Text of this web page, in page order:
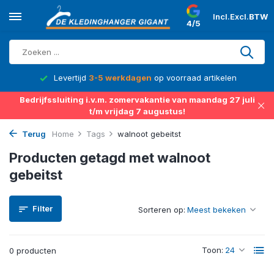
4/5
Incl.Excl.BTW
Levertijd 3-5 werkdagen op voorraad artikelen
Bedrijfssluiting i.v.m. zomervakantie van maandag 27 juli
t/m vrijdag 7 augustus!
Terug Home Tags walnoot gebeitst
Producten getagd met walnoot
gebeitst
Filter
0 producten Toon:
Sorteren op: